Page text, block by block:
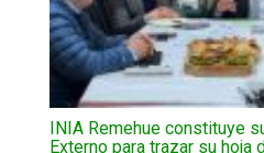
INIA Remehue constituye
Externo para trazar su hoja